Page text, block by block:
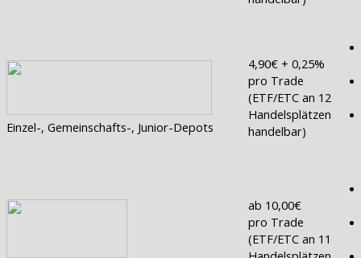
Einzel-, Gemeinschafts-, Junior-Depots
4,90€ + 0,25%
pro Trade
(ETF/ETC an 12
Handelsplätzen
handelbar)
ab 10,00€
pro Trade
(ETF/ETC an 11